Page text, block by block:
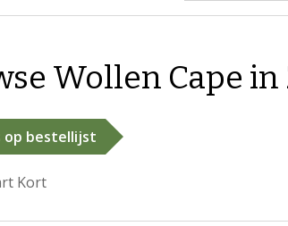
Wollen Cape in
op bestellijst
Kort